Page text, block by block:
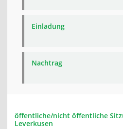
Einladung
Nachtrag
öffentliche/nicht öffentliche
Leverkusen